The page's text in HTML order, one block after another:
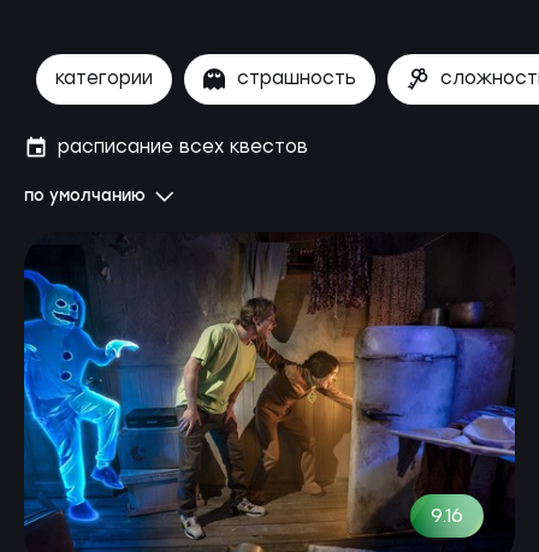
категории страшность
по умолчанию
расписание всех квестов
9.16